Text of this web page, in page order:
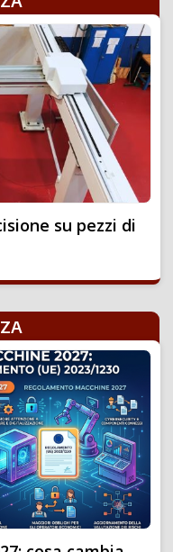
su pezzi di